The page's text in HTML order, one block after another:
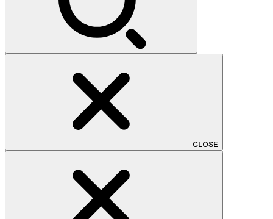
CLOSE